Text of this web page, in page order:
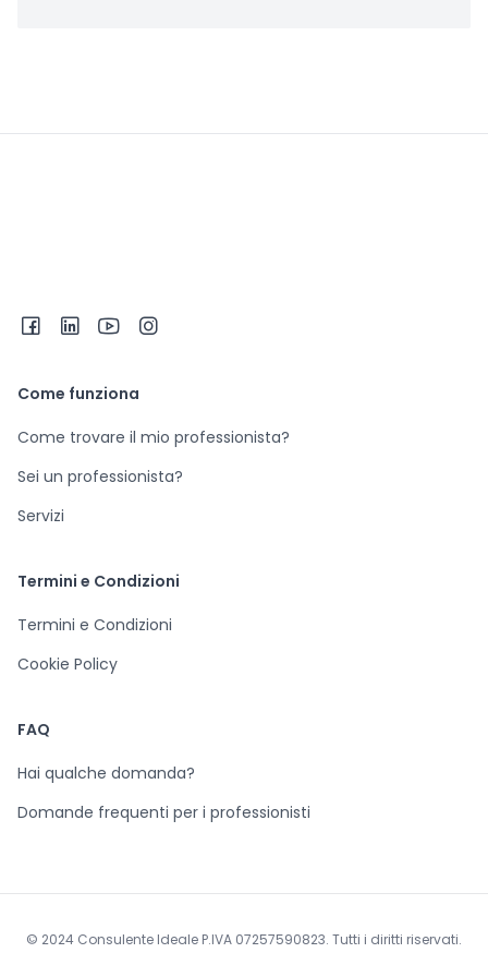
Come funziona
Come trovare il mio professionista?
Sei un professionista?
Servizi
Termini e Condizioni
Termini e Condizioni
Cookie Policy
FAQ
Hai qualche domanda?
Domande frequenti per i professionisti
© 2024 Consulente Ideale P.IVA 07257590823. Tutti i diritti riservati.